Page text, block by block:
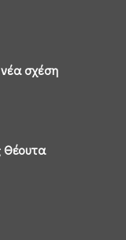
σχέση
Θέουτα